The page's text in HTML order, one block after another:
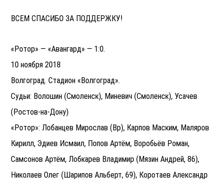
ВСЕМ СПАСИБО ЗА ПОДДЕРЖКУ!
«Ротор» — «Авангард» — 1:0.
10 ноября 2018
Волгоград. Стадион «Волгоград».
Судьи: Волошин (Смоленск), Миневич (Смоленск), Усачев
(Ростов-на-Дону)
«Ротор»: Лобанцев Мирослав (Вр), Карпов Маским, Маляров
Кирилл, Эдиев Исмаил, Попов Артём, Воробьёв Роман,
Самсонов Артём, Лобкарев Владимир (Мязин Андрей, 86),
Николаев Олег (Шарипов Альберт, 69), Коротаев Александр